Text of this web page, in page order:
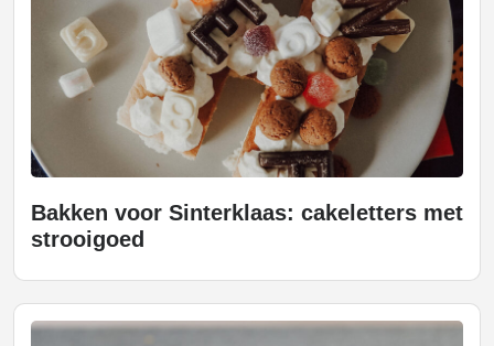
Bakken voor Sinterklaas: cakeletters met
strooigoed